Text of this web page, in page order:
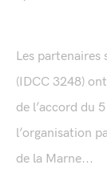
Les partenaires
(IDCC 3248)
de l’accord du
l’organisation
de la Marne...